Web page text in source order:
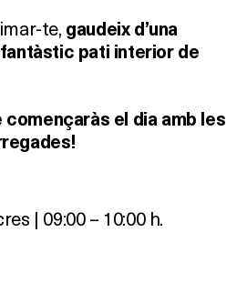
te, gaudeix d’una
pati interior de
començaràs el dia amb les
| 09:00 – 10:00 h.